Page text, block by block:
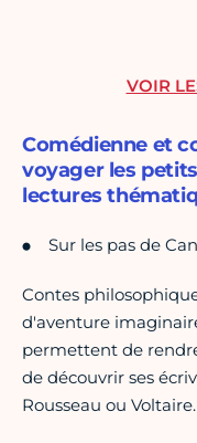
Comédienne et
voyager les
lectures
Sur les pas de
Contes
d'aventure
permettent de
de découvrir ses
Rousseau ou Voltaire.
VOIR